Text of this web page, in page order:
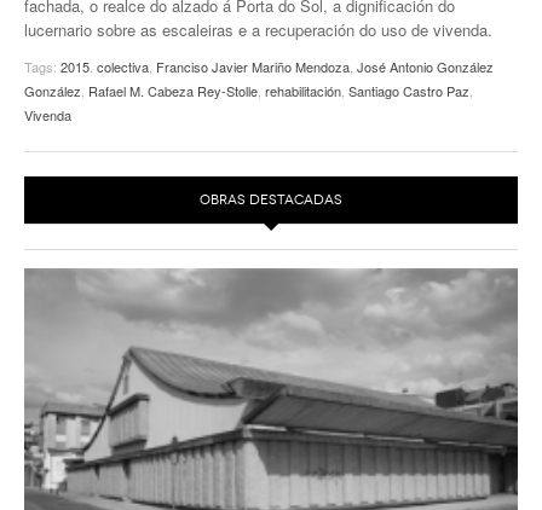
EUROPAN
fachada, o realce do alzado á Porta do Sol, a dignificación do
lucernario sobre as escaleiras e a recuperación do uso de vivenda.
Tags: 2015 colectiva Franciso Javier Mariño Mendoza José Antonio González
González Rafael M. Cabeza Rey-Stolle rehabilitación Santiago Castro Paz
Vivenda
OBRAS DESTACADAS